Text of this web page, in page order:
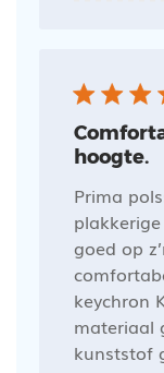
hoogte.
Prima
goed op
keychron
materiaal
kunststof